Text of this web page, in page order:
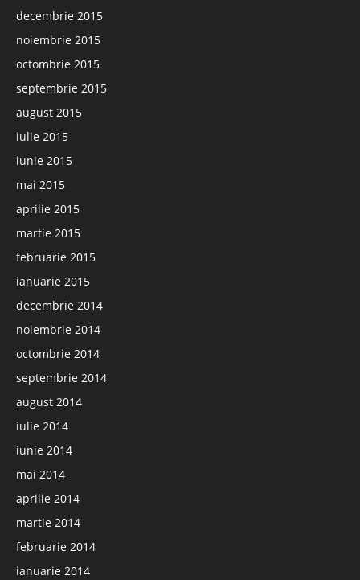
decembrie 2015
noiembrie 2015
octombrie 2015
septembrie 2015
august 2015
iulie 2015
iunie 2015
mai 2015
aprilie 2015
martie 2015
februarie 2015
ianuarie 2015
decembrie 2014
noiembrie 2014
octombrie 2014
septembrie 2014
august 2014
iulie 2014
iunie 2014
mai 2014
aprilie 2014
martie 2014
februarie 2014
ianuarie 2014